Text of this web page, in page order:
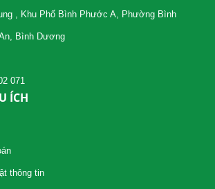
, Khu Phố Bình Phước A, Phường Bình
Bình Dương
071
ÍCH
thông tin